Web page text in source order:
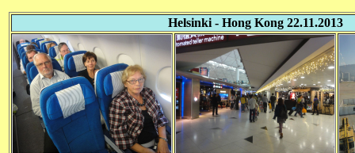
Helsinki - Hong Kong 22.11.2013